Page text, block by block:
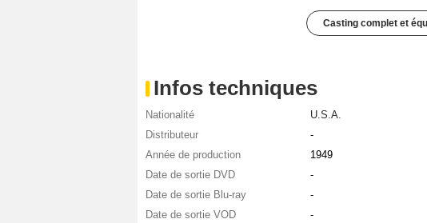
Casting complet et
Infos techniques
Nationalité
U.S.A.
Distributeur
-
Année de production
1949
Date de sortie DVD
-
Date de sortie Blu-ray
-
Date de sortie VOD
-